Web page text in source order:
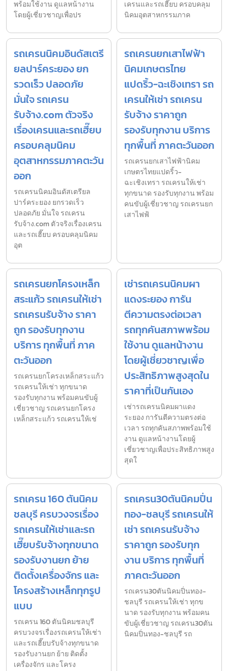
พร้อมใช้งาน ดูแลหน้างาน
โดยผู้เชี่ยวชาญเพื่อปร
เครนและรถเฮี๊ยบ ครอบคลุม
นิคมอุตสาหกรรมภาค
รถเครนนิคมอินดัสเตรี
ยลปาร์คระยอง ยก
รวดเร็ว ปลอดภัย
มั่นใจ รถเครน
รับจ้าง.com ตัวจริง
เรื่องเครนและรถเฮี๊ยบ
ครอบคลุมนิคม
อุตสาหกรรมภาคตะวัน
ออก
รถเครนนิคมอินดัสเตรียล
ปาร์คระยอง ยกรวดเร็ว
ปลอดภัย มั่นใจ รถเครน
รับจ้าง.com ตัวจริงเรื่องเครน
และรถเฮี๊ยบ ครอบคลุมนิคม
อุต
รถเครนยกเสาไฟฟ้า
นิคมเกษตรไทย
แปดริ้ว-ฉะเชิงเทรา รถ
เครนให้เช่า รถเครน
รับจ้าง ราคาถูก
รองรับทุกงาน บริการ
ทุกพื้นที่ ภาคตะวันออก
รถเครนยกเสาไฟฟ้านิคม
เกษตรไทยแปดริ้ว-
ฉะเชิงเทรา รถเครนให้เช่า
ทุกขนาด รองรับทุกงาน พร้อม
คนขับผู้เชี่ยวชาญ รถเครนยก
เสาไฟฟ้
รถเครนยกโครงเหล็ก
สระแก้ว รถเครนให้เช่า
รถเครนรับจ้าง ราคา
ถูก รองรับทุกงาน
บริการ ทุกพื้นที่ ภาค
ตะวันออก
รถเครนยกโครงเหล็กสระแก้ว
รถเครนให้เช่า ทุกขนาด
รองรับทุกงาน พร้อมคนขับผู้
เชี่ยวชาญ รถเครนยกโครง
เหล็กสระแก้ว รถเครนให้เช่
เช่ารถเครนนิคมผา
แดงระยอง การัน
ตีความตรงต่อเวลา
รถทุกคันสภาพพร้อม
ใช้งาน ดูแลหน้างาน
โดยผู้เชี่ยวชาญเพื่อ
ประสิทธิภาพสูงสุดใน
ราคาที่เป็นกันเอง
เช่ารถเครนนิคมผาแดง
ระยอง การันตีความตรงต่อ
เวลา รถทุกคันสภาพพร้อมใช้
งาน ดูแลหน้างานโดยผู้
เชี่ยวชาญเพื่อประสิทธิภาพสูง
สุดใ
รถเครน 160 ตันนิคม
ชลบุรี ครบวงจรเรื่อง
รถเครนให้เช่าและรถ
เฮี๊ยบรับจ้างทุกขนาด
รองรับงานยก ย้าย
ติดตั้งเครื่องจักร และ
โครงสร้างเหล็กทุกรูป
แบบ
รถเครน 160 ตันนิคมชลบุรี
ครบวงจรเรื่องรถเครนให้เช่า
และรถเฮี๊ยบรับจ้างทุกขนาด
รองรับงานยก ย้าย ติดตั้ง
เครื่องจักร และโครง
รถเครน30ตันนิคมปิ่น
ทอง-ชลบุรี รถเครนให้
เช่า รถเครนรับจ้าง
ราคาถูก รองรับทุก
งาน บริการ ทุกพื้นที่
ภาคตะวันออก
รถเครน30ตันนิคมปิ่นทอง-
ชลบุรี รถเครนให้เช่า ทุกข
นาด รองรับทุกงาน พร้อมคน
ขับผู้เชี่ยวชาญ รถเครน30ตัน
นิคมปิ่นทอง-ชลบุรี รถ